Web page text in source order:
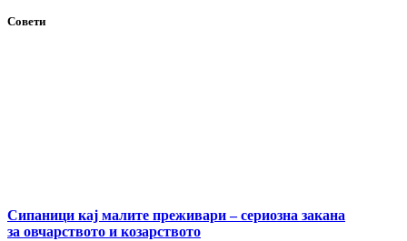
Совети
Сипаници кај малите преживари – сериозна закана
за овчарството и козарството